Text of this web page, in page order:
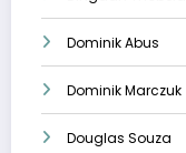
Dominik Abus
Dominik Marczuk
Douglas Souza